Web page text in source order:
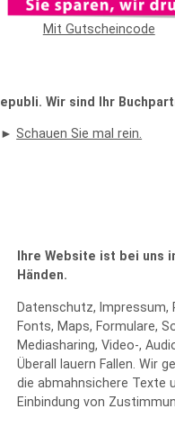
Mit Gutscheincode
epubli. Wir sind Ihr
►Schauen Sie mal rein.
Ihre Website ist bei uns
Händen.
Datenschutz, Impressum,
Fonts, Maps, Formulare,
Mediasharing, Video-,
Überall lauern Fallen. Wir
die abmahnsichere Texte
Einbindung von